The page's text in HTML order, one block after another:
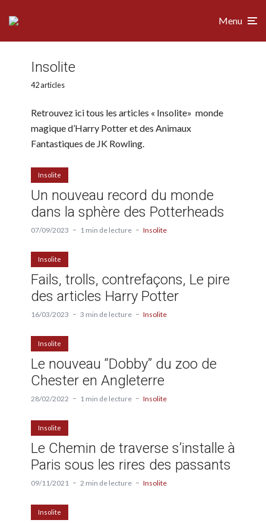
Menu
Insolite
42 articles
Retrouvez ici tous les articles « Insolite» monde
magique d’Harry Potter et des Animaux
Fantastiques de JK Rowling.
Insolite
Un nouveau record du monde
dans la sphère des Potterheads
07/09/2023 1 min de lecture Insolite
Insolite
Fails, trolls, contrefaçons, Le pire
des articles Harry Potter
16/03/2023 3 min de lecture Insolite
Insolite
Le nouveau “Dobby” du zoo de
Chester en Angleterre
28/02/2022 1 min de lecture Insolite
Insolite
Le Chemin de traverse s’installe à
Paris sous les rires des passants
09/11/2021 2 min de lecture Insolite
Insolite